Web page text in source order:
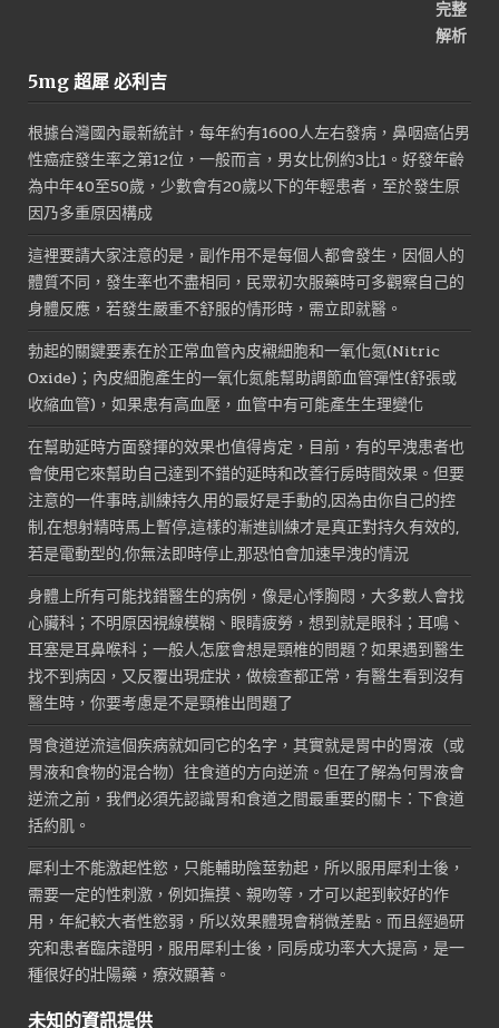
5mg 超犀 必利吉
根據台灣國內最新統計，每年約有1600人左右發病，鼻咽癌佔男
性癌症發生率之第12位，一般而言，男女比例約3比1。好發年齡
為中年40至50歲，少數會有20歲以下的年輕患者，至於發生原
因乃多重原因構成
這裡要請大家注意的是，副作用不是每個人都會發生，因個人的
體質不同，發生率也不盡相同，民眾初次服藥時可多觀察自己的
身體反應，若發生嚴重不舒服的情形時，需立即就醫。
勃起的關鍵要素在於正常血管內皮襯細胞和一氧化氮(Nitric
Oxide)；內皮細胞產生的一氧化氮能幫助調節血管彈性(舒張或
收縮血管)，如果患有高血壓，血管中有可能產生生理變化
在幫助延時方面發揮的效果也值得肯定，目前，有的早洩患者也
會使用它來幫助自己達到不錯的延時和改善行房時間效果。但要
注意的一件事時,訓練持久用的最好是手動的,因為由你自己的控
制,在想射精時馬上暫停,這樣的漸進訓練才是真正對持久有效的,
若是電動型的,你無法即時停止,那恐怕會加速早洩的情況
身體上所有可能找錯醫生的病例，像是心悸胸悶，大多數人會找
心臟科；不明原因視線模糊、眼睛疲勞，想到就是眼科；耳鳴、
耳塞是耳鼻喉科；一般人怎麼會想是頸椎的問題？如果遇到醫生
找不到病因，又反覆出現症狀，做檢查都正常，有醫生看到沒有
醫生時，你要考慮是不是頸椎出問題了
胃食道逆流這個疾病就如同它的名字，其實就是胃中的胃液（或
胃液和食物的混合物）往食道的方向逆流。但在了解為何胃液會
逆流之前，我們必須先認識胃和食道之間最重要的關卡：下食道
括約肌。
犀利士不能激起性慾，只能輔助陰莖勃起，所以服用犀利士後，
需要一定的性刺激，例如撫摸、親吻等，才可以起到較好的作
用，年紀較大者性慾弱，所以效果體現會稍微差點。而且經過研
究和患者臨床證明，服用犀利士後，同房成功率大大提高，是一
種很好的壯陽藥，療效顯著。
未知的資訊提供